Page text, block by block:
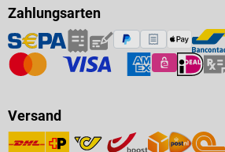
Zahlungsarten
Versand